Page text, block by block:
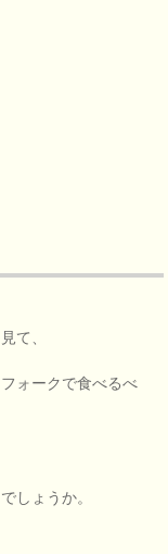
て、
ォークで食べるべ
しょうか。